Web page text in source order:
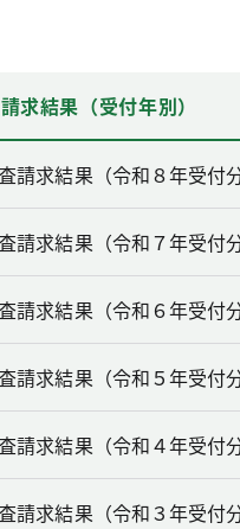
求結果（受付年別）
請求結果（令和８年受付分
請求結果（令和７年受付分
請求結果（令和６年受付分
請求結果（令和５年受付分
請求結果（令和４年受付分
請求結果（令和３年受付分